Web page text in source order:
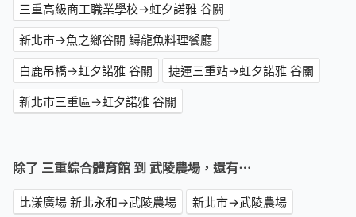
三重高級商工職業學校→虹夕諾雅 谷關
新北市→魚之鄉谷關 鱘龍魚料理餐廳
白鹿吊橋→虹夕諾雅 谷關
捷運三重站→虹夕諾雅 谷關
新北市三重區→虹夕諾雅 谷關
除了 三重綜合體育館 到 武陵農場，還有⋯
比漾廣場 新北永和→武陵農場
新北市→武陵農場